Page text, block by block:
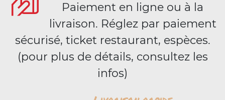
Paiement en ligne ou à la
livraison. Réglez par paiement
sécurisé, ticket restaurant, espèces.
(pour plus de détails, consultez les
infos)